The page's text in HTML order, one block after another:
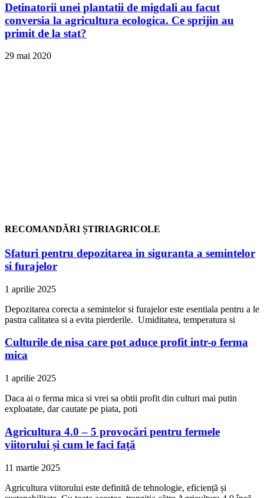
Detinatorii unei plantatii de migdali au facut
conversia la agricultura ecologica. Ce sprijin au
primit de la stat?
29 mai 2020
RECOMANDĂRI ȘTIRIAGRICOLE
Sfaturi pentru depozitarea in siguranta a semintelor
si furajelor
1 aprilie 2025
Depozitarea corecta a semintelor si furajelor este esentiala pentru a le
pastra calitatea si a evita pierderile. Umiditatea, temperatura si
Culturile de nisa care pot aduce profit intr-o ferma
mica
1 aprilie 2025
Daca ai o ferma mica si vrei sa obtii profit din culturi mai putin
exploatate, dar cautate pe piata, poti
Agricultura 4.0 – 5 provocări pentru fermele
viitorului și cum le faci față
11 martie 2025
Agricultura viitorului este definită de tehnologie, eficiență și